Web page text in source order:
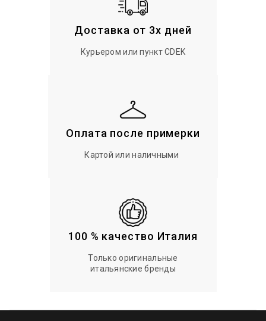
Доставка от 3х дней
Курьером или пункт CDEK
Оплата после примерки
Картой или наличными
100 % качество Италия
Только оригинальные
итальянские бренды